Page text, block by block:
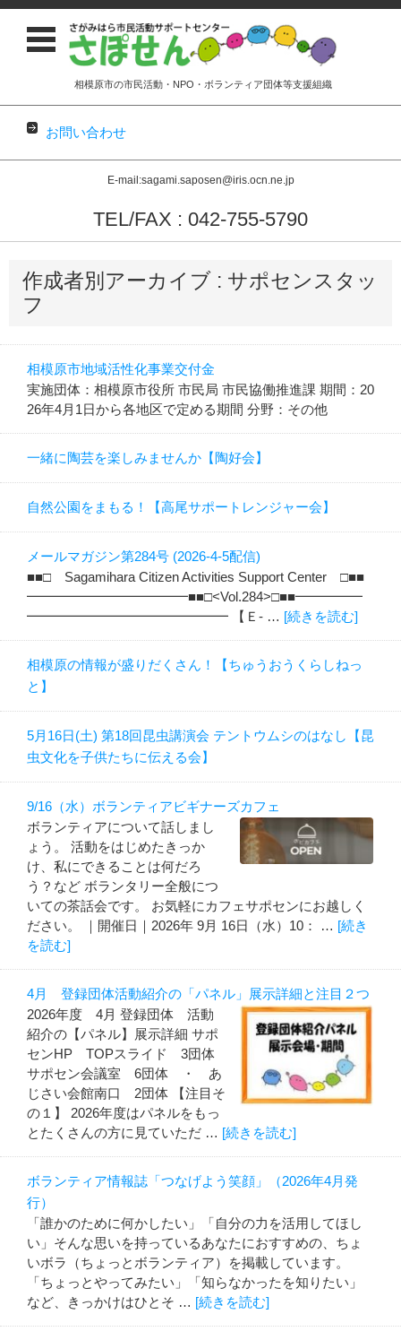
相模原市の市民活動・NPO・ボランティア団体等支援組織
お問い合わせ
E-mail:sagami.saposen@iris.ocn.ne.jp
TEL/FAX : 042-755-5790
コンテンツに移動
作成者別アーカイブ : サポセンスタッ
フ
相模原市地域活性化事業交付金
実施団体：相模原市役所 市民局 市民協働推進課 期間：20
26年4月1日から各地区で定める期間 分野：その他
一緒に陶芸を楽しみませんか【陶好会】
自然公園をまもる！【高尾サポートレンジャー会】
メールマガジン第284号 (2026-4-5配信)
■■□ Sagamihara Citizen Activities Support Center □■■
━━━━━━━━━━━━■■□<Vol.284>□■■━━━━━
━━━━━━━━━━━━━━━ 【Ｅ- … [続きを読む]
相模原の情報が盛りだくさん！【ちゅうおうくらしねっ
と】
5月16日(土) 第18回昆虫講演会 テントウムシのはなし【昆
虫文化を子供たちに伝える会】
9/16（水）ボランティアビギナーズカフェ
ボランティアについて話しまし
ょう。 活動をはじめたきっか
け、私にできることは何だろ
う？など ボランタリー全般につ
いての茶話会です。 お気軽にカフェサポセンにお越しく
ださい。 ｜開催日｜2026年 9月 16日（水）10： … [続き
を読む]
4月 登録団体活動紹介の「パネル」展示詳細と注目２つ
2026年度 4月 登録団体 活動
紹介の【パネル】展示詳細 サポ
センHP TOPスライド 3団体
サポセン会議室 6団体 ・ あ
じさい会館南口 2団体 【注目そ
の１】 2026年度はパネルをもっ
とたくさんの方に見ていただ … [続きを読む]
ボランティア情報誌「つなげよう笑顔」（2026年4月発
行）
「誰かのために何かしたい」「自分の力を活用してほし
い」そんな思いを持っているあなたにおすすめの、ちょ
いボラ（ちょっとボランティア）を掲載しています。
「ちょっとやってみたい」「知らなかったを知りたい」
など、きっかけはひとそ … [続きを読む]